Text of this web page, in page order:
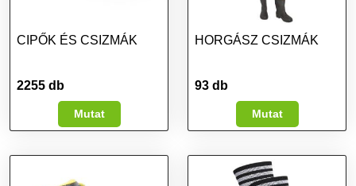
CIPŐK ÉS CSIZMÁK
2255 db
Mutat
HORGÁSZ CSIZMÁK
93 db
Mutat